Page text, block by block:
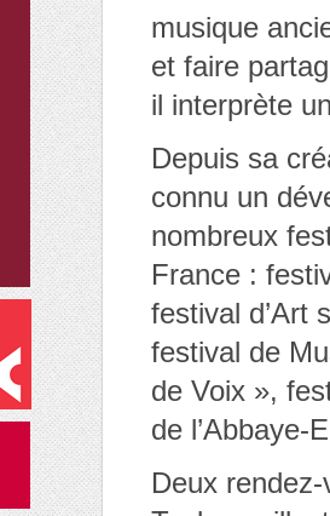
musique
et faire
il interprète
Depuis sa
connu un
nombreux
France :
festival d’Art
festival de
de Voix »,
de
Deux